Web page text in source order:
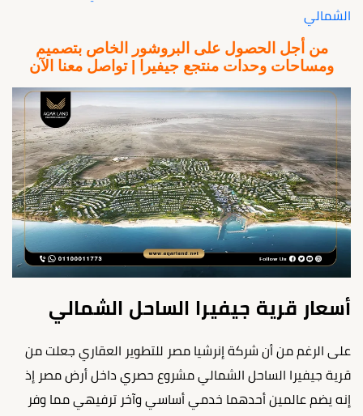
الشمالي
من أجل الحصول على البروشور الخاص بتصميم
ومساحات وحدات منتجع جيفيرا | تواصل معنا الآن
أسعار قرية جيفيرا الساحل الشمالي
على الرغم من أن شركة إنرشيا مصر للتطوير العقاري جعلت من
قرية جيفيرا الساحل الشمالي مشروع حصري داخل أرض مصر إذ
إنه يضم عالمين أحدهما خدمي أساسي وآخر ترفيهي مما وفر